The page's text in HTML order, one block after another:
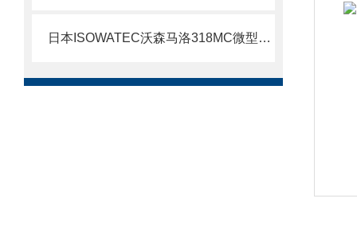
日本ISOWATEC沃森马洛318MC微型卡式泵头北崎热卖